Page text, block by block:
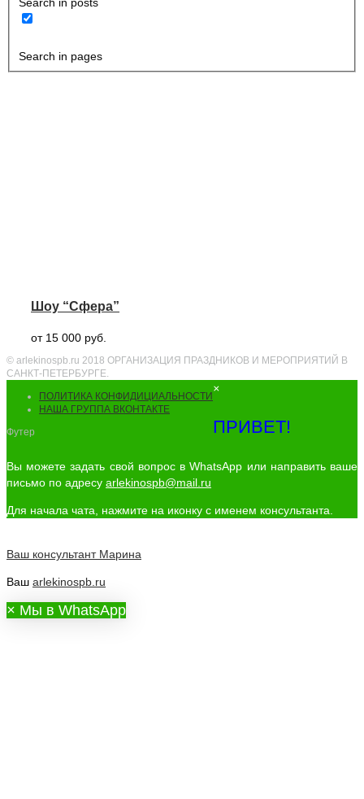
Search in pages
Шоу “Сфера”
от 15 000 руб.
© arlekinospb.ru 2018 ОРГАНИЗАЦИЯ ПРАЗДНИКОВ И МЕРОПРИЯТИЙ В
САНКТ-ПЕТЕРБУРГЕ.
ПОЛИТИКА КОНФИДИЦИАЛЬНОСТИ
НАША ГРУППА ВКОНТАКТЕ
Футер
×
ПРИВЕТ!
Вы можете задать свой вопрос в WhatsApp или направить ваше
письмо по адресу arlekinospb@mail.ru
Для начала чата, нажмите на иконку с именем консультанта.
Ваш консультант Марина
Ваш arlekinospb.ru
× Мы в WhatsApp